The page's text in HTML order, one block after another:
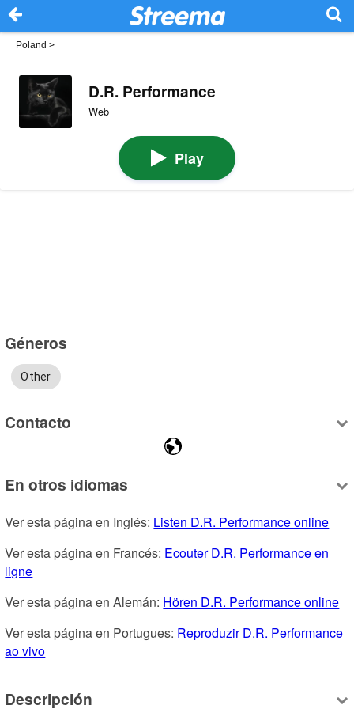
Poland >
D.R. Performance
Web
Play
Géneros
Other
Contacto
En otros idiomas
Ver esta página en Inglés: Listen D.R. Performance online
Ver esta página en Francés: Ecouter D.R. Performance en
ligne
Ver esta página en Alemán: Hören D.R. Performance online
Ver esta página en Portugues: Reproduzir D.R. Performance
ao vivo
Descripción